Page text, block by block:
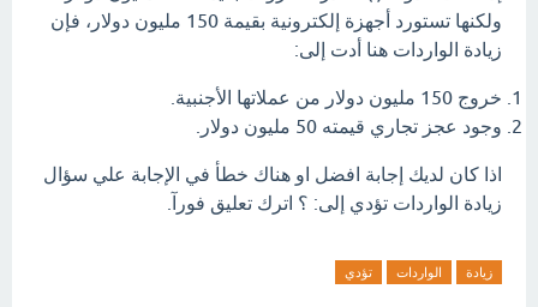
ولكنها تستورد أجهزة إلكترونية بقيمة 150 مليون دولار، فإن
زيادة الواردات هنا أدت إلى:
خروج 150 مليون دولار من عملاتها الأجنبية.
وجود عجز تجاري قيمته 50 مليون دولار.
اذا كان لديك إجابة افضل او هناك خطأ في الإجابة علي سؤال
زيادة الواردات تؤدي إلى: ؟ اترك تعليق فورآ.
زيادة الواردات تؤدي